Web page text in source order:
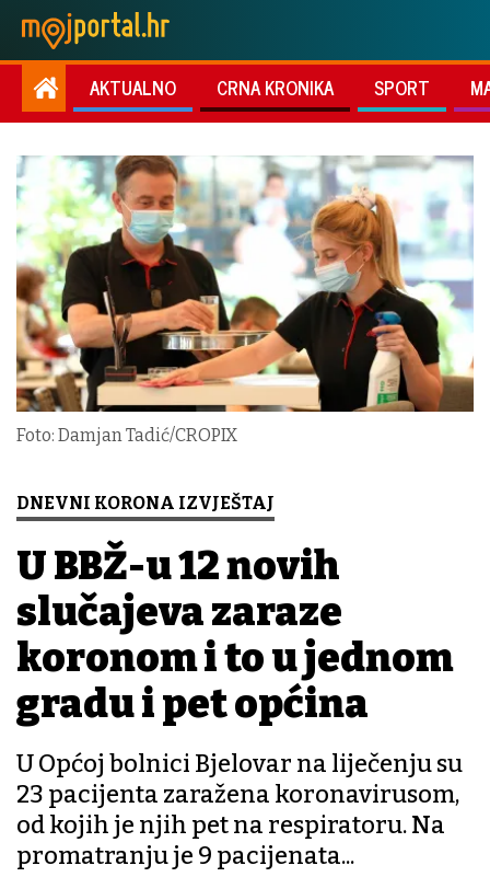
AKTUALNO CRNA KRONIKA SPORT
Foto: Damjan Tadić/CROPIX
DNEVNI KORONA IZVJEŠTAJ
U BBŽ-u 12 novih
slučajeva zaraze
koronom i to u jednom
gradu i pet općina
U Općoj bolnici Bjelovar na liječenju su
23 pacijenta zaražena koronavirusom,
od kojih je njih pet na respiratoru. Na
promatranju je 9 pacijenata...